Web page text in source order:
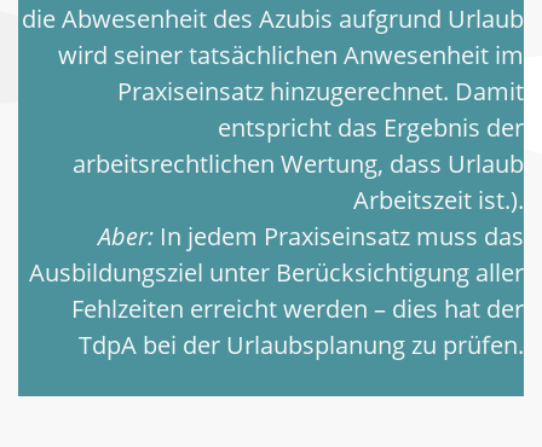
die Abwesenheit des Azubis aufgrund Urlaub
wird seiner tatsächlichen Anwesenheit im
Praxiseinsatz hinzugerechnet. Damit
entspricht das Ergebnis der
arbeitsrechtlichen Wertung, dass Urlaub
Arbeitszeit ist.).
Aber: In jedem Praxiseinsatz muss das
Ausbildungsziel unter Berücksichtigung aller
Fehlzeiten erreicht werden – dies hat der
TdpA bei der Urlaubsplanung zu prüfen.